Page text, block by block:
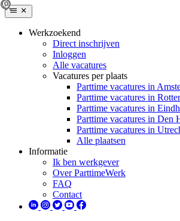
Werkzoekend
Direct inschrijven
Inloggen
Alle vacatures
Vacatures per plaats
Parttime vacatures in
Parttime vacatures in
Parttime vacatures in
Parttime vacatures in Den
Parttime vacatures in
Alle plaatsen
Informatie
Ik ben werkgever
Over ParttimeWerk
FAQ
Contact